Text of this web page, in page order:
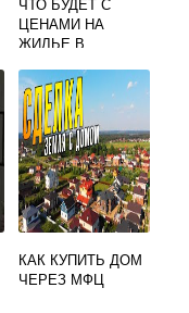
ЦЕНАМИ НА
ЖИЛЬЕ В
КАК КУПИТЬ ДОМ
ЧЕРЕЗ МФЦ